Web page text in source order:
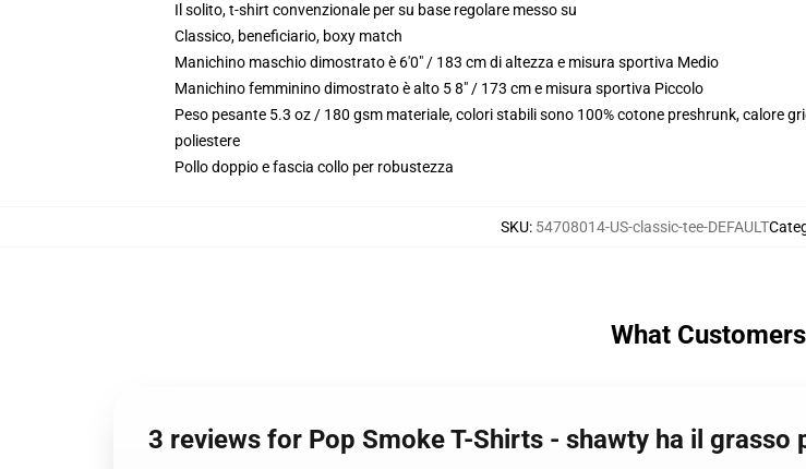
Il solito, t-shirt convenzionale per su base regolare messo su
Classico, beneficiario, boxy match
Manichino maschio dimostrato è 6'0" / 183 cm di altezza e misura sportiva Medio
Manichino femminino dimostrato è alto 5 8" / 173 cm e misura sportiva Piccolo
Peso pesante 5.3 oz / 180 gsm materiale, colori stabili sono 100% cotone preshrunk, calore
poliestere
Pollo doppio e fascia collo per robustezza
SKU: 54708014-US-classic-tee-DEFAULT
What
3 reviews for Pop Smoke T-Shirts - shawty ha il grasso